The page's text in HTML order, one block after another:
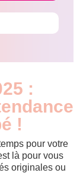
:
!
pour votre
là pour vous
originales ou